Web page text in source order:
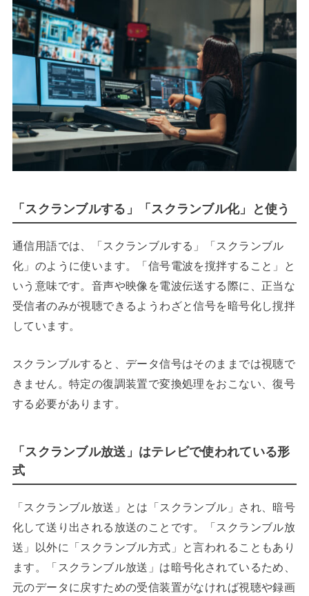
「スクランブルする」「スクランブル化」と使う
通信用語では、「スクランブルする」「スクランブル
化」のように使います。「信号電波を撹拌すること」と
いう意味です。音声や映像を電波伝送する際に、正当な
受信者のみが視聴できるようわざと信号を暗号化し撹拌
しています。
スクランブルすると、データ信号はそのままでは視聴で
きません。特定の復調装置で変換処理をおこない、復号
する必要があります。
「スクランブル放送」はテレビで使われている形
式
「スクランブル放送」とは「スクランブル」され、暗号
化して送り出される放送のことです。「スクランブル放
送」以外に「スクランブル方式」と言われることもあり
ます。「スクランブル放送」は暗号化されているため、
元のデータに戻すための受信装置がなければ視聴や録画